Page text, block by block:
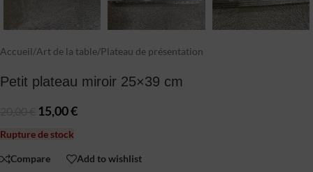
Accueil/Art de la table/Plateau de présentation
Petit plateau miroir 25×39 cm
15,00€
Rupture de stock
Compare Add to wishlist